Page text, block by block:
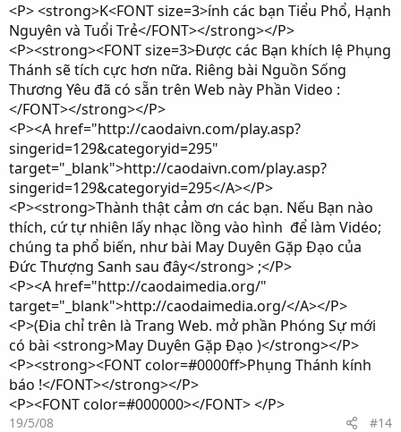
<P> <strong>K<FONT size=3>ính các bạn Tiểu Phổ, Hạnh
Nguyên và Tuổi Trẻ</FONT></strong></P>
<P><strong><FONT size=3>Được các Bạn khích lệ Phụng
Thánh sẽ tích cực hơn nữa. Riêng bài Nguồn Sống
Thương Yêu đã có sẵn trên Web này Phần Video :
</FONT></strong></P>
<P><A href="http://caodaivn.com/play.asp?
singerid=129&categoryid=295"
target="_blank">http://caodaivn.com/play.asp?
singerid=129&categoryid=295</A></P>
<P><strong>Thành thật cảm ơn các bạn. Nếu Bạn nào
thích, cứ tự nhiên lấy nhạc lồng vào hình để làm Vidéo;
chúng ta phổ biến, như bài May Duyên Gặp Đạo của
Đức Thượng Sanh sau đây</strong> ;</P>
<P><A href="http://caodaimedia.org/"
target="_blank">http://caodaimedia.org/</A></P>
<P>(Đia chỉ trên là Trang Web. mở phần Phóng Sự mới
có bài <strong>May Duyên Gặp Đạo )</strong></P>
<P><strong><FONT color=#0000ff>Phụng Thánh kính
báo !</FONT></strong></P>
<P><FONT color=#000000></FONT> </P>
19/5/08 #14